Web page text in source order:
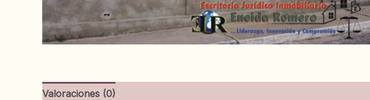
Valoraciones (0)